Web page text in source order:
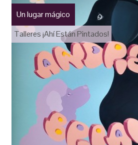
Un lugar mágico
Talleres ¡Ahí Están Pintados!